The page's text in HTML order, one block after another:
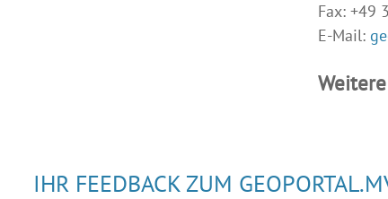
Fax: +49
E-Mail:
IHR FEEDBACK ZUM